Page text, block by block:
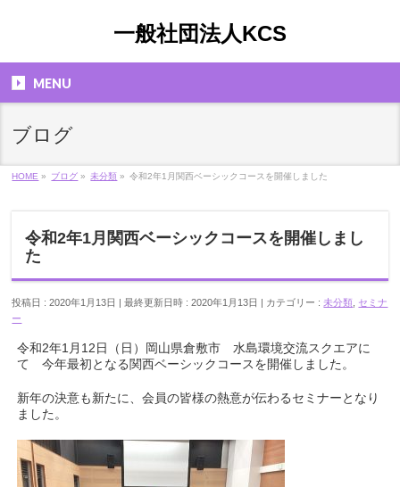
一般社団法人KCS
MENU
ブログ
HOME » ブログ » 未分類 » 令和2年1月関西ベーシックコースを開催しました
令和2年1月関西ベーシックコースを開催しまし
た
投稿日 : 2020年1月13日 最終更新日時 : 2020年1月13日 カテゴリー :未分類 セミナ
ー
令和2年1月12日（日）岡山県倉敷市 水島環境交流スクエアに
て 今年最初となる関西ベーシックコースを開催しました。
新年の決意も新たに、会員の皆様の熱意が伝わるセミナーとなり
ました。